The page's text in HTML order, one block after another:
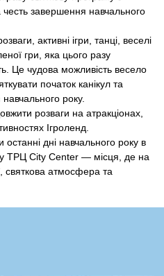
честь завершення навчального
активні ігри, танці, веселі
гри, яка цього разу
Це чудова можливість весело
початок канікул та
року.
розваги на атракціонах,
Ігроленд.
дні навчального року в
у ТРЦ City Center — місця, де на
святкова атмосфера та